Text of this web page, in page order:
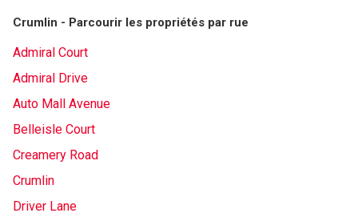
Crumlin - Parcourir les propriétés par rue
Admiral Court
Admiral Drive
Auto Mall Avenue
Belleisle Court
Creamery Road
Crumlin
Driver Lane